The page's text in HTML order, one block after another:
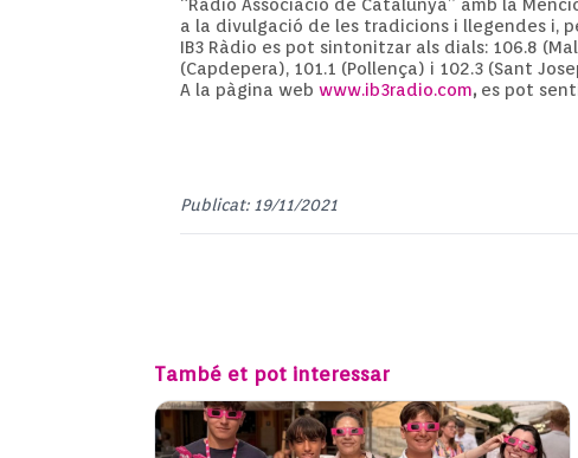
“Ràdio Associació de Catalunya” amb la
a la divulgació de les tradicions i llegendes i,
IB3 Ràdio es pot sintonitzar als dials: 106.8
(Capdepera), 101.1 (Pollença) i 102.3 (Sant
A la pàgina web www.ib3radio.com, es pot
Publicat: 19/11/2021
També et pot interessar